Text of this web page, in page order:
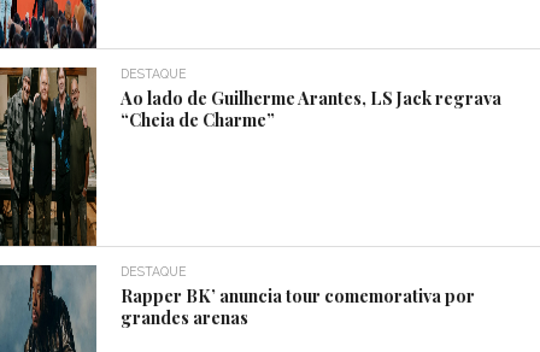
DESTAQUE
Ao lado de Guilherme Arantes, LS Jack regrava
“Cheia de Charme”
DESTAQUE
Rapper BK’ anuncia tour comemorativa por
grandes arenas